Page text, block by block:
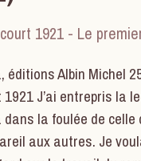
1921 - Le
éditions Albin Michel
J’ai entrepris la
la foulée de celle
aux autres. Je